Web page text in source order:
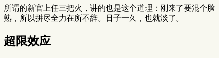
所谓的新官上任三把火，讲的也是这个道理：刚来了要混个脸
熟，所以拼尽全力在所不辞。日子一久，也就淡了。
超限效应